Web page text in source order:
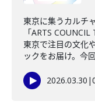
東京に集うカルチ
「ARTS
東京で注目の文化
ックをお届け。今
2026.03.30 |